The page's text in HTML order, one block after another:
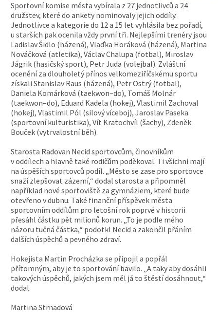
Sportovní komise města vybírala z 27 jednotlivců a 24
družstev, které do ankety nominovaly jejich oddíly.
Jednotlivce a kategorie do 12 a 15 let vyhlásila bez pořadí,
u starších pak ocenila vždy první tři. Nejlepšími trenéry jsou
Ladislav Šidlo (házená), Vlaďka Horáková (házená), Martina
Nováčková (atletika), Václav Chalupa (fotbal), Miroslav
Jágrik (hasičský sport), Petr Juda (volejbal). Zvláštní
ocenění za dlouholetý přínos velkomeziříčskému sportu
získali Stanislav Raus (házená), Petr Ostrý (fotbal),
Daniela Komárková (taekwon–do), Tomáš Molnár
(taekwon–do), Eduard Kadela (hokej), Vlastimil Zachoval
(hokej), Vlastimil Pól (silový víceboj), Jaroslav Paseka
(sportovní kulturistika), Vít Kratochvíl (šachy), Zdeněk
Bouček (vytrvalostní běh).
Starosta Radovan Necid sportovcům, činovníkům
v oddílech a hlavně také rodičům poděkoval. Ti všichni mají
na úspěších sportovců podíl. „Město se zase pro sportovce
snaží zlepšovat zázemí,“ dodal starosta a připomněl
například nové sportoviště za gymnáziem, které bude
otevřeno v dubnu. Také finanční příspěvek města
sportovním oddílům pro letošní rok poprvé v historii
přesáhl částku pět milionů korun. „To je podle mého
názoru tučná částka,“ podotkl Necid a zakončil přáním
dalších úspěchů a pevného zdraví.
Hokejista Martin Procházka se připojil a popřál
přítomným, aby je to sportování bavilo. „A taky aby dosáhli
takových úspěchů, jakých jsem měl já to štěstí dosáhnout,“
dodal.
Martina Strnadová